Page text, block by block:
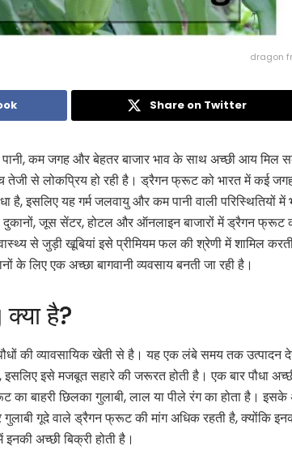
dragon
Share on Twitter
कम जगह और बेहतर बाजार भाव के साथ अच्छी आय मिल
तेजी से लोकप्रिय हो रही है। ड्रैगन फ्रूट को भारत में कई
इसलिए यह गर्म जलवायु और कम पानी वाली परिस्थितियों में
जूस सेंटर, होटल और ऑनलाइन बाजारों में ड्रैगन फ्रूट
से जुड़ी खूबियां इसे प्रीमियम फल की श्रेणी में शामिल
एक अच्छा बागवानी व्यवसाय बनती जा रही है।
है?
व्यावसायिक खेती से है। यह एक लंबे समय तक उत्पादन
इसे मजबूत सहारे की जरूरत होती है। एक बार पौधा
बाहरी छिलका गुलाबी, लाल या पीले रंग का होता है।
गूदे वाले ड्रैगन फ्रूट की मांग अधिक रहती है, क्योंकि
अच्छी बिक्री होती है।